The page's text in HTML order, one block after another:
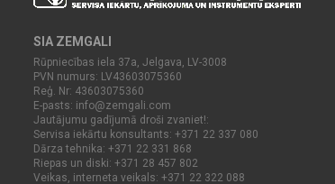
SIA ZEMGALI
Rūpniecības iela 37a, Jelgava, LV-3008
PVN numurs: LV43603075360
Reģ. Nr: 43603075360
E-pasts: info@zemgali.com
Jautājumu gadījumā droši zvaniet!:
Servisa iekārtu konsultants: +371 22 337 080
Dārza tehnika: +371 22 331 868
Riepas un diski: +371 28 457 802
Veikas, interneta veikals: +371 22 322 088